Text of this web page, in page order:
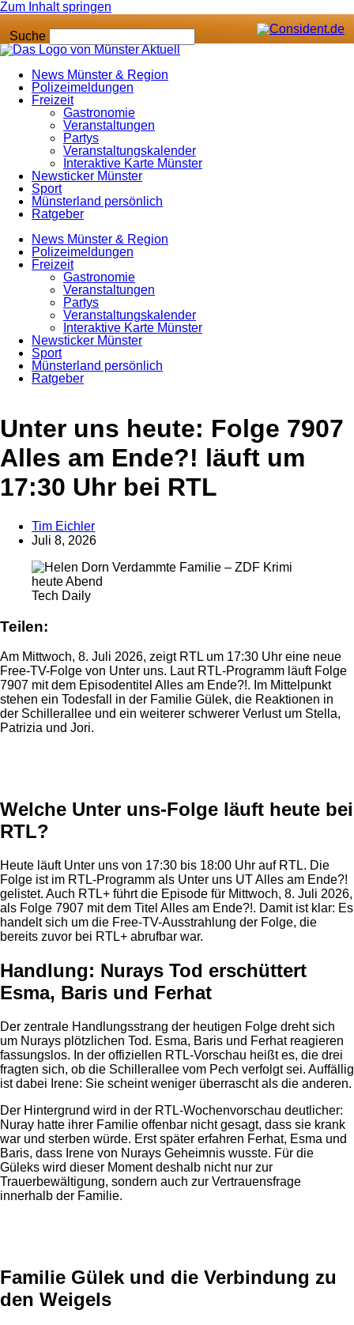
Zum Inhalt springen
Suche
News Münster & Region
Polizeimeldungen
Freizeit
Gastronomie
Veranstaltungen
Partys
Veranstaltungskalender
Interaktive Karte Münster
Newsticker Münster
Sport
Münsterland persönlich
Ratgeber
News Münster & Region
Polizeimeldungen
Freizeit
Gastronomie
Veranstaltungen
Partys
Veranstaltungskalender
Interaktive Karte Münster
Newsticker Münster
Sport
Münsterland persönlich
Ratgeber
Unter uns heute: Folge 7907
Alles am Ende?! läuft um
17:30 Uhr bei RTL
Tim Eichler
Juli 8, 2026
Tech Daily
Teilen:
Am Mittwoch, 8. Juli 2026, zeigt RTL um 17:30 Uhr eine neue
Free-TV-Folge von Unter uns. Laut RTL-Programm läuft Folge
7907 mit dem Episodentitel Alles am Ende?!. Im Mittelpunkt
stehen ein Todesfall in der Familie Gülek, die Reaktionen in
der Schillerallee und ein weiterer schwerer Verlust um Stella,
Patrizia und Jori.
Welche Unter uns-Folge läuft heute bei
RTL?
Heute läuft Unter uns von 17:30 bis 18:00 Uhr auf RTL. Die
Folge ist im RTL-Programm als Unter uns UT Alles am Ende?!
gelistet. Auch RTL+ führt die Episode für Mittwoch, 8. Juli 2026,
als Folge 7907 mit dem Titel Alles am Ende?!. Damit ist klar: Es
handelt sich um die Free-TV-Ausstrahlung der Folge, die
bereits zuvor bei RTL+ abrufbar war.
Handlung: Nurays Tod erschüttert
Esma, Baris und Ferhat
Der zentrale Handlungsstrang der heutigen Folge dreht sich
um Nurays plötzlichen Tod. Esma, Baris und Ferhat reagieren
fassungslos. In der offiziellen RTL-Vorschau heißt es, die drei
fragten sich, ob die Schillerallee vom Pech verfolgt sei. Auffällig
ist dabei Irene: Sie scheint weniger überrascht als die anderen.
Der Hintergrund wird in der RTL-Wochenvorschau deutlicher:
Nuray hatte ihrer Familie offenbar nicht gesagt, dass sie krank
war und sterben würde. Erst später erfahren Ferhat, Esma und
Baris, dass Irene von Nurays Geheimnis wusste. Für die
Güleks wird dieser Moment deshalb nicht nur zur
Trauerbewältigung, sondern auch zur Vertrauensfrage
innerhalb der Familie.
Familie Gülek und die Verbindung zu
den Weigels